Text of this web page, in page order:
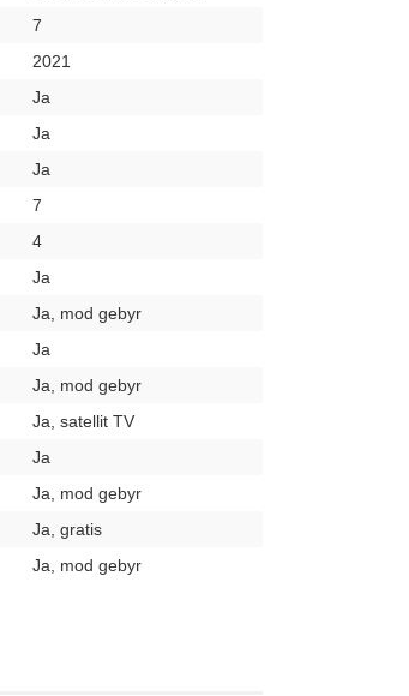
7
2021
Ja
Ja
Ja
7
4
Ja
Ja, mod gebyr
Ja
Ja, mod gebyr
Ja, satellit TV
Ja
Ja, mod gebyr
Ja, gratis
Ja, mod gebyr